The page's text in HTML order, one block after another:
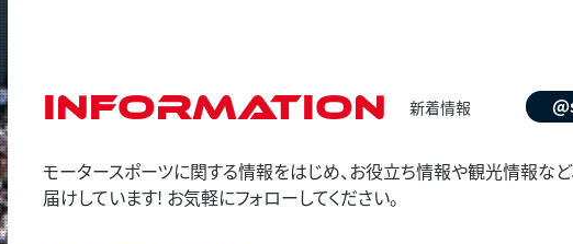
Information 新着情報
モータースポーツに関する情報をはじめ、お役立ち情報や観光情報な
届けしています! お気軽にフォローしてください。